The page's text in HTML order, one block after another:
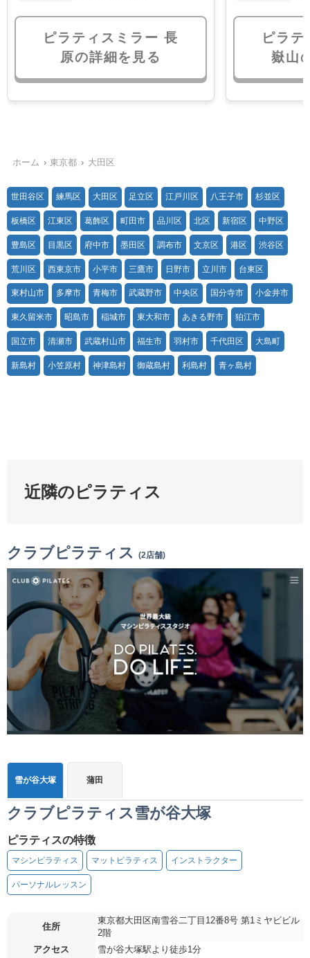
ピラティスミラー 長
原の詳細を見る
ピラ
嶽山
ホーム 東京都 大田区
世田谷区 練馬区 大田区 足立区 江戸川区 八王子市 杉並区
板橋区 江東区 葛飾区 町田市 品川区 北区 新宿区 中野区
豊島区 目黒区 府中市 墨田区 調布市 文京区 港区 渋谷区
荒川区 西東京市 小平市 三鷹市 日野市 立川市 台東区
東村山市 多摩市 青梅市 武蔵野市 中央区 国分寺市 小金井市
東久留米市 昭島市 稲城市 東大和市 あきる野市 狛江市
国立市 清瀬市 武蔵村山市 福生市 羽村市 千代田区 大島町
新島村 小笠原村 神津島村 御蔵島村 利島村 青ヶ島村
近隣のピラティス
クラブピラティス (2店舗)
雪が谷大塚 蒲田
クラブピラティス雪が谷大塚
ピラティスの特徴
マシンピラティス マットピラティス インストラクター
パーソナルレッスン
住所
東京都大田区南雪谷二丁目12番8号 第1ミヤビビル
2階
アクセス
雪が谷大塚駅より徒歩1分